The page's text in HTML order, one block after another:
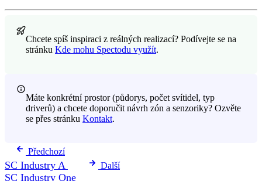
Chcete spíš inspiraci z reálných realizací? Podívejte se na
stránku Kde mohu Spectodu využít.
Máte konkrétní prostor (půdorys, počet svítidel, typ
driverů) a chcete doporučit návrh zón a senzoriky? Ozvěte
se přes stránku Kontakt.
Předchozí
SC Industry A Další
SC Industry One